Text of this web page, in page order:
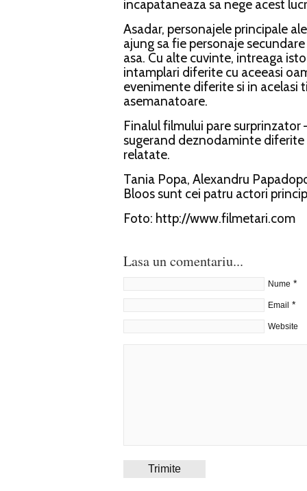
incapataneaza sa nege acest
Asadar, personajele principale
ajung sa fie personaje
asa. Cu alte cuvinte, intreaga
intamplari diferite cu aceeasi
evenimente diferite si in acelasi
asemanatoare.
Finalul filmului pare surprinzator
sugerand deznodaminte
relatate.
Tania Popa, Alexandru
Bloos sunt cei patru actori
Foto: http://www.filmetari.com
Lasa un comentariu...
Nume *
Email *
Website